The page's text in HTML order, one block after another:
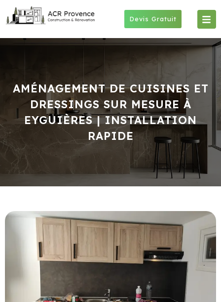
Devis Gratuit
AMÉNAGEMENT DE CUISINES ET
DRESSINGS SUR MESURE À
EYGUIÈRES | INSTALLATION
RAPIDE